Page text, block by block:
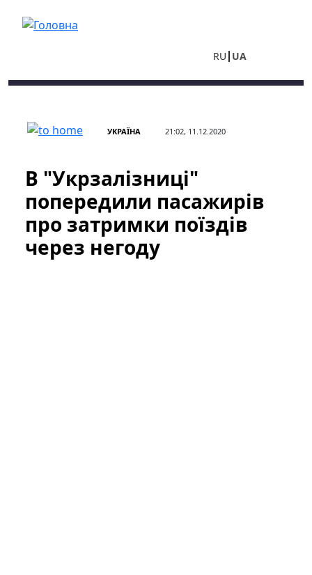
RU UA
УКРАЇНА 21:02, 11.12.2020
В "Укрзалізниці"
попередили пасажирів
про затримки поїздів
через негоду